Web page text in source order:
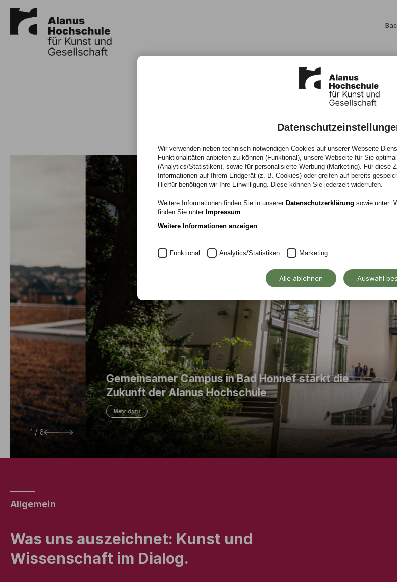
an der
Gemeinsamer Campus in Bad Honnef stärkt die
Zukunft der Alanus Hochschule
Mehr dazu
2 / 6
Allgemein
Was uns auszeichnet: Kunst und
Wissenschaft im Dialog.
Wir verwenden neben technisch notwendigen Cookies auf unserer Webseite
Funktionalitäten anbieten zu können (Funktional), unsere Webseite für Sie
(Analytics/Statistiken), sowie für personalisierte Werbung (Marketing). Für diese
Informationen auf Ihrem Endgerät (z. B. Cookies) oder greifen auf bereits
Hierfür benötigen wir Ihre Einwilligung. Diese können Sie jederzeit widerrufen.
Weitere Informationen finden Sie in unserer Datenschutzerklärung sowie unter
finden Sie unter Impressum.
Weitere Informationen anzeigen
Funktional Analytics/Statistiken Marketing
Alle ablehnen Auswahl